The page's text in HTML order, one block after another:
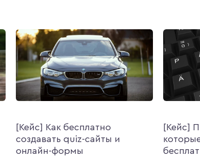
[Кейс] Как бесплатно
создавать quiz-сайты и
онлайн-формы
[Кейс]